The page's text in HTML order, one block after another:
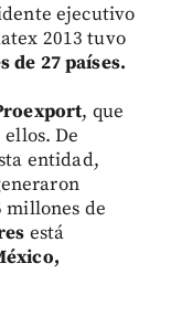
ejecutivo
2013 tuvo
de 27 países.
, que
De
entidad,
millones de
está